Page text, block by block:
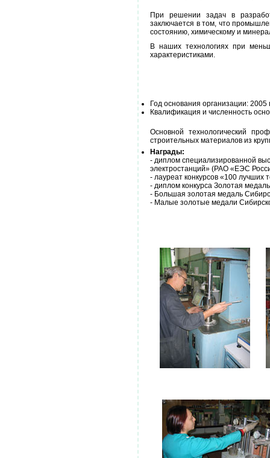
При решении задач в
заключается в том, что
состоянию, химическому и
В наших технологиях при
характеристиками.
Год основания организации:
Квалификация и численность
Основной технологический
строительных материалов из
Награды:
- диплом специализированной
электростанций» (РАО «ЕЭС
- лауреат конкурсов «100 лучших
- диплом конкурса Золотая
- Большая золотая медаль
- Малые золотые медали